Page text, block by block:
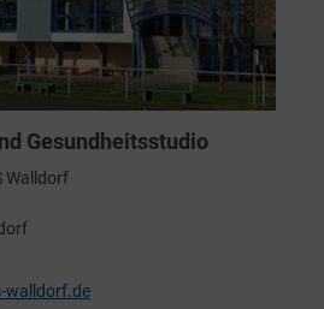
Gesundheitsstudio
Walldorf
walldorf.de